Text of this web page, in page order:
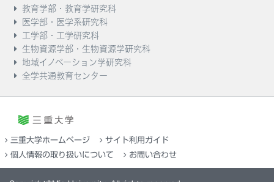
教育学部・教育学研究科
医学部・医学系研究科
工学部・工学研究科
生物資源学部・生物資源学研究科
地域イノベーション学研究科
全学共通教育センター
三重大学ホームページ
サイト利用ガイド
個人情報の取り扱いについて
お問い合わせ